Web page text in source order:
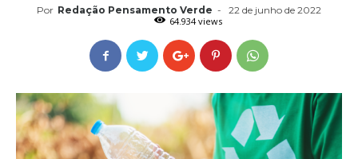
Por Redação Pensamento Verde -
22 de junho de 2022
64.934 views